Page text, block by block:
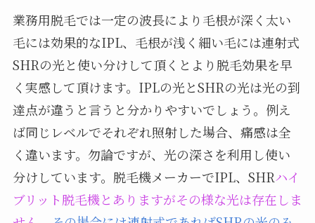
業務用脱毛では一定の波長により毛根が深く太い
毛には効果的なIPL、毛根が浅く細い毛には連射式
SHRの光と使い分けして頂くとより脱毛効果を早
く実感して頂けます。IPLの光とSHRの光は光の到
達点が違うと言うと分かりやすいでしょう。例え
ば同じレベルでそれぞれ照射した場合、痛感は全
く違います。勿論ですが、光の深さを利用し使い
分けしています。脱毛機メーカーでIPL、SHRハイ
ブリット脱毛機とありますがその様な光は存在しま